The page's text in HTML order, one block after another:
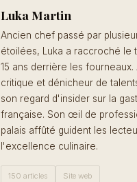
Luka Martin
Ancien chef passé par
étoilées, Luka a raccroché le
15 ans derrière les fourneaux.
critique et dénicheur de
son regard d'insider sur la
française. Son œil de
palais affûté guident les
l'excellence culinaire.
150 articles Site web